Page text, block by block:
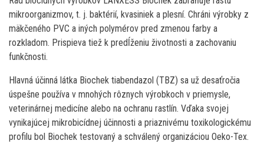
mikroorganizmov, t. j. baktérií, kvasiniek a plesní. Chráni výrobky z
mäkčeného PVC a iných polymérov pred zmenou farby a
rozkladom. Prispieva tiež k predĺženiu životnosti a zachovaniu
funkčnosti.
Hlavná účinná látka Biochek tiabendazol (TBZ) sa už desaťročia
úspešne používa v mnohých rôznych výrobkoch v priemysle,
veterinárnej medicíne alebo na ochranu rastlín. Vďaka svojej
vynikajúcej mikrobicídnej účinnosti a priaznivému toxikologickému
profilu bol Biochek testovaný a schválený organizáciou Oeko-Tex.